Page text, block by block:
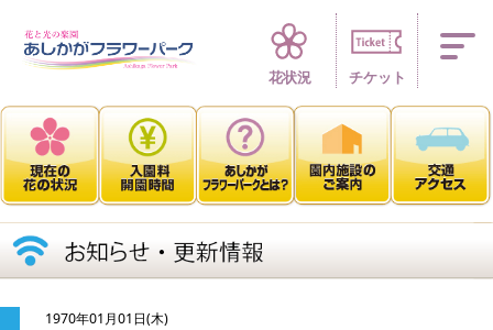
四季折々 花の
花状況 チケット
1970年01月01日(木)